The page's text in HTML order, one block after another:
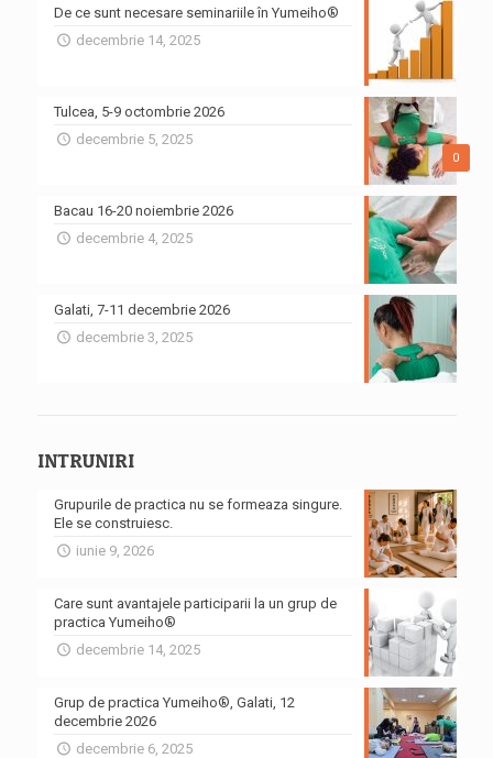
De ce sunt necesare seminariile în Yumeiho®
decembrie 14, 2025
0
Tulcea, 5-9 octombrie 2026
decembrie 5, 2025
Bacau 16-20 noiembrie 2026
decembrie 4, 2025
Galati, 7-11 decembrie 2026
decembrie 3, 2025
INTRUNIRI
Grupurile de practica nu se formeaza singure.
Ele se construiesc.
iunie 9, 2026
Care sunt avantajele participarii la un grup de
practica Yumeiho®
decembrie 14, 2025
Grup de practica Yumeiho®, Galati, 12
decembrie 2026
decembrie 6, 2025